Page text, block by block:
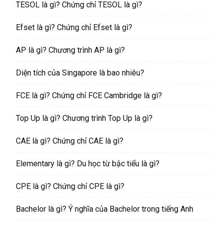
TESOL là gì? Chứng chỉ TESOL là gì?
Efset là gì? Chứng chỉ Efset là gì?
AP là gì? Chương trình AP là gì?
Diện tích của Singapore là bao nhiêu?
FCE là gì? Chứng chỉ FCE Cambridge là gì?
Top Up là gì? Chương trình Top Up là gì?
CAE là gì? Chứng chỉ CAE là gì?
Elementary là gì? Du học từ bậc tiểu là gì?
CPE là gì? Chứng chỉ CPE là gì?
Bachelor là gì? Ý nghĩa của Bachelor trong tiếng Anh